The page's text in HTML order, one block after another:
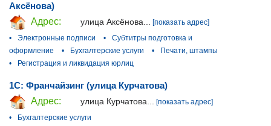
Аксёнова)
Адрес:
улица Аксёнова... [показать адрес]
•
Электронные подписи •
Субтитры подготовка и
оформление
• Бухгалтерские услуги •
Печати, штампы
•
Регистрация и ликвидация юрлиц
1С: Франчайзинг (улица Курчатова)
Адрес:
улица Курчатова... [показать адрес]
•
Бухгалтерские услуги